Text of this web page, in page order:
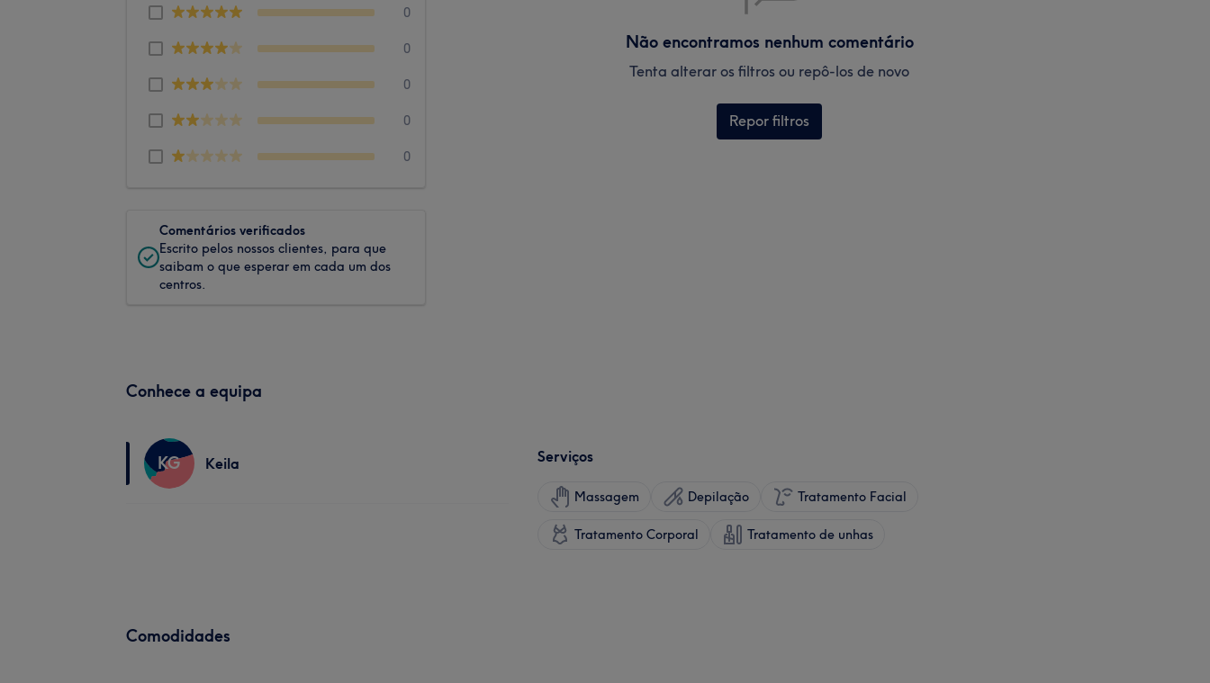
0
0
0
0
0
Comentários verificados
Escrito pelos nossos clientes, para que
saibam o que esperar em cada um dos
centros.
Não encontramos nenhum comentário
Tenta alterar os filtros ou repô-los de novo
Repor filtros
Conhece a equipa
KG Keila Serviços
Massagem Depilação Tratamento Facial
Tratamento Corporal Tratamento de unhas
Comodidades